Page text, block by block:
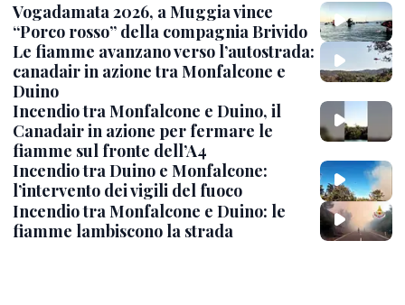
Vogadamata 2026, a Muggia vince
“Porco rosso” della compagnia Brivido
Le fiamme avanzano verso l’autostrada:
canadair in azione tra Monfalcone e
Duino
Incendio tra Monfalcone e Duino, il
Canadair in azione per fermare le
fiamme sul fronte dell’A4
Incendio tra Duino e Monfalcone:
l’intervento dei vigili del fuoco
Incendio tra Monfalcone e Duino: le
fiamme lambiscono la strada